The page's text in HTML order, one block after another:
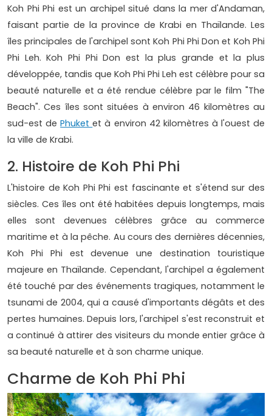
Koh Phi Phi est un archipel situé dans la mer d'Andaman,
faisant partie de la province de Krabi en Thaïlande. Les
îles principales de l'archipel sont Koh Phi Phi Don et Koh Phi
Phi Leh. Koh Phi Phi Don est la plus grande et la plus
développée, tandis que Koh Phi Phi Leh est célèbre pour sa
beauté naturelle et a été rendue célèbre par le film "The
Beach". Ces îles sont situées à environ 46 kilomètres au
sud-est dePhuketet à environ 42 kilomètres à l'ouest de
la ville de Krabi.
2. Histoire de Koh Phi Phi
L'histoire de Koh Phi Phi est fascinante et s'étend sur des
siècles. Ces îles ont été habitées depuis longtemps, mais
elles sont devenues célèbres grâce au commerce
maritime et à la pêche. Au cours des dernières décennies,
Koh Phi Phi est devenue une destination touristique
majeure en Thaïlande. Cependant, l'archipel a également
été touché par des événements tragiques, notamment le
tsunami de 2004, qui a causé d'importants dégâts et des
pertes humaines. Depuis lors, l'archipel s'est reconstruit et
a continué à attirer des visiteurs du monde entier grâce à
sa beauté naturelle et à son charme unique.
Charme de Koh Phi Phi